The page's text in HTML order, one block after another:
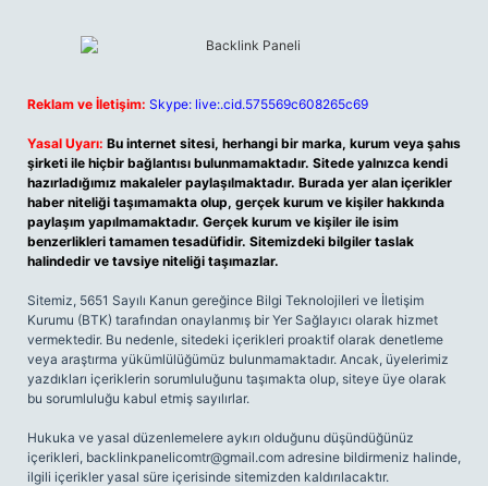
Reklam ve İletişim: Skype: live:.cid.575569c608265c69
Yasal Uyarı: Bu internet sitesi, herhangi bir marka, kurum veya şahıs
şirketi ile hiçbir bağlantısı bulunmamaktadır. Sitede yalnızca kendi
hazırladığımız makaleler paylaşılmaktadır. Burada yer alan içerikler
haber niteliği taşımamakta olup, gerçek kurum ve kişiler hakkında
paylaşım yapılmamaktadır. Gerçek kurum ve kişiler ile isim
benzerlikleri tamamen tesadüfidir. Sitemizdeki bilgiler taslak
halindedir ve tavsiye niteliği taşımazlar.
Sitemiz, 5651 Sayılı Kanun gereğince Bilgi Teknolojileri ve İletişim
Kurumu (BTK) tarafından onaylanmış bir Yer Sağlayıcı olarak hizmet
vermektedir. Bu nedenle, sitedeki içerikleri proaktif olarak denetleme
veya araştırma yükümlülüğümüz bulunmamaktadır. Ancak, üyelerimiz
yazdıkları içeriklerin sorumluluğunu taşımakta olup, siteye üye olarak
bu sorumluluğu kabul etmiş sayılırlar.
Hukuka ve yasal düzenlemelere aykırı olduğunu düşündüğünüz
içerikleri, backlinkpanelicomtr@gmail.com adresine bildirmeniz halinde,
ilgili içerikler yasal süre içerisinde sitemizden kaldırılacaktır.